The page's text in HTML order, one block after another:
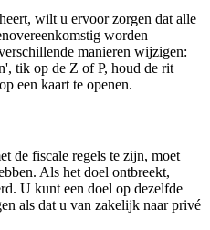
wilt u ervoor zorgen dat alle
worden
manieren wijzigen:
tik op de Z of P, houd de rit
een kaart te openen.
de fiscale regels te zijn, moet
Als het doel ontbreekt,
U kunt een doel op dezelfde
als dat u van zakelijk naar privé